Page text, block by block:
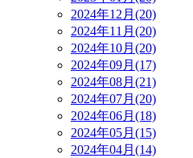
2024年12月(20)
2024年11月(20)
2024年10月(20)
2024年09月(17)
2024年08月(21)
2024年07月(20)
2024年06月(18)
2024年05月(15)
2024年04月(14)